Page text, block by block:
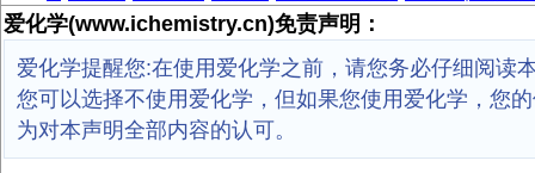
爱化学(www.ichemistry.cn)免责声明：
爱化学提醒您:在使用爱化学之前，请您务必仔细阅读
您可以选择不使用爱化学，但如果您使用爱化学，您
为对本声明全部内容的认可。